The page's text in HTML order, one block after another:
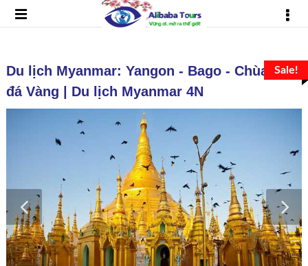
Du lịch Myanmar: Yangon - Bago - Chùa Hòn
đá Vàng | Du lịch Myanmar 4N
Sale!